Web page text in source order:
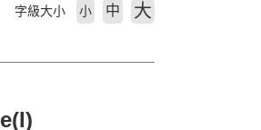
字級大小 小 中 大